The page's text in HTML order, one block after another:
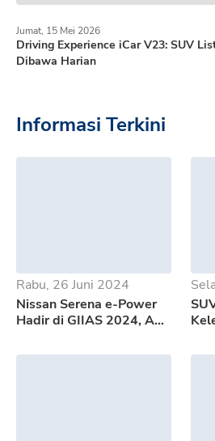
Driving Experience iCar V23: SUV
Dibawa Harian
Jumat, 15 Mei 2026
Informasi Terkini
Rabu, 26 Juni 2024
Nissan Serena e-Power
Hadir di GIIAS 2024, Apa
500